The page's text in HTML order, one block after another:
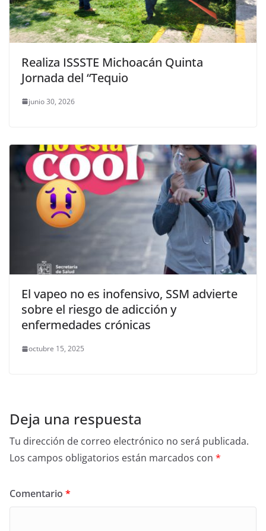
Realiza ISSSTE Michoacán Quinta
Jornada del “Tequio
junio 30, 2026
El vapeo no es inofensivo, SSM advierte
sobre el riesgo de adicción y
enfermedades crónicas
octubre 15, 2025
Deja una respuesta
Tu dirección de correo electrónico no será publicada.
Los campos obligatorios están marcados con *
Comentario *